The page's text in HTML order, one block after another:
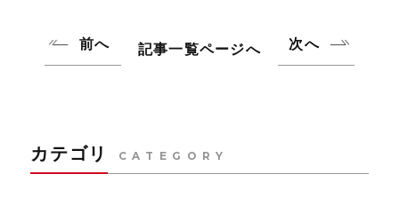
前へ 記事一覧ページへ 次へ
カテゴリ CATEGORY